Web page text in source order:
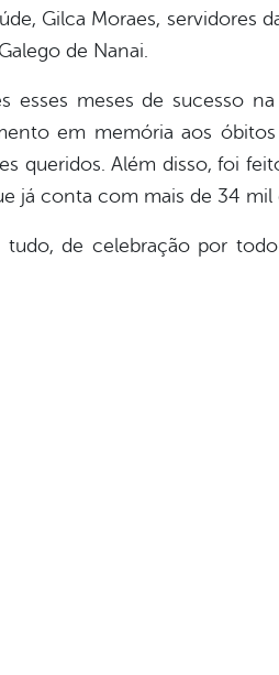
Gilca Moraes, servidores
de Nanai.
esses meses de sucesso
em memória aos
queridos. Além disso, foi
conta com mais de 34 mil
tudo, de celebração por